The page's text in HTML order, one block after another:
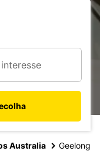
Australia Geelong